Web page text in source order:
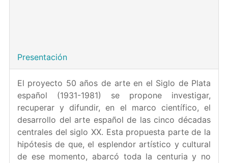
Presentación
El proyecto 50 años de arte en el Siglo de Plata
español (1931-1981) se propone investigar,
recuperar y difundir, en el marco científico, el
desarrollo del arte español de las cinco décadas
centrales del siglo XX. Esta propuesta parte de la
hipótesis de que, el esplendor artístico y cultural
de ese momento, abarcó toda la centuria y no